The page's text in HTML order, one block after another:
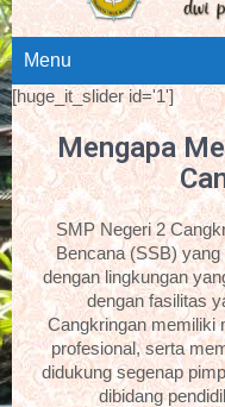
Menu
[huge_it_slider id='1']
Mengapa
SMP Negeri 2
Bencana (SSB)
dengan lingkungan
dengan fasilitas
Cangkringan memiliki
profesional, serta
didukung segenap
dibidang